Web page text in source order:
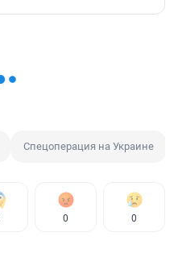
Спецоперация на Украине
0 0